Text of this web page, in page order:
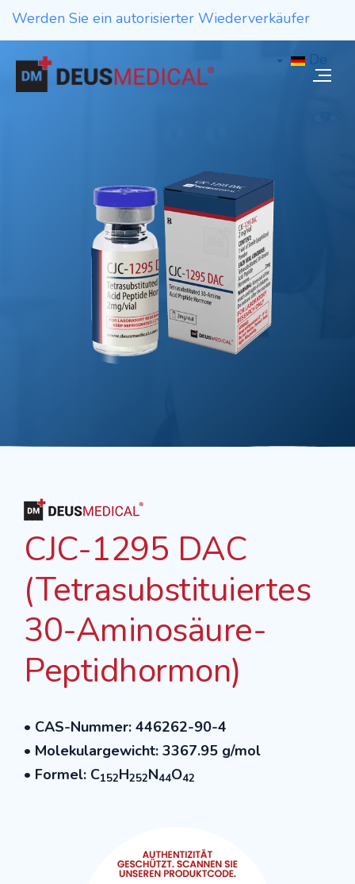
Werden Sie ein autorisierter Wiederverkäufer
De
CJC-1295 DAC
(Tetrasubstituiertes
30-Aminosäure-
Peptidhormon)
• CAS-Nummer: 446262-90-4
• Molekulargewicht: 3367.95 g/mol
• Formel: C152H252N44O42